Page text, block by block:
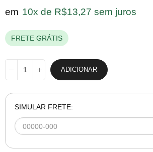
em 10x de R$13,27 sem juros
FRETE GRÁTIS
ADICIONAR
SIMULAR FRETE: